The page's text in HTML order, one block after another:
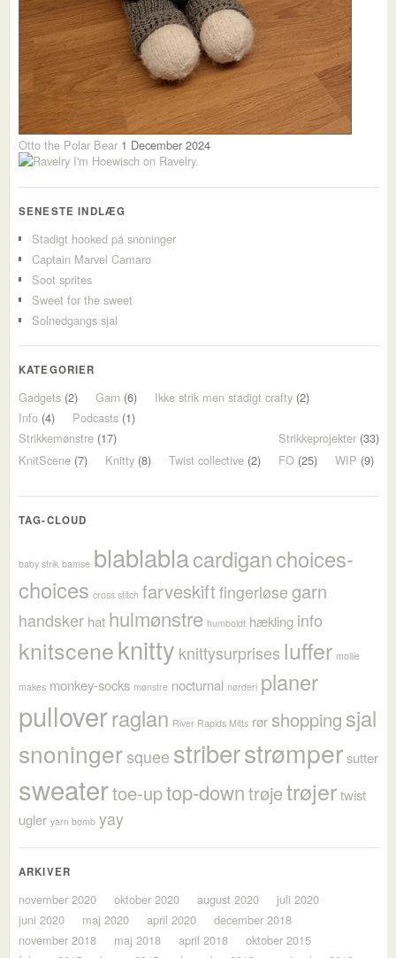
Otto the Polar Bear 1 December 2024
I'm Hoewisch on Ravelry.
SENESTE INDLÆG
Stadigt hooked på snoninger
Captain Marvel Camaro
Soot sprites
Sweet for the sweet
Solnedgangs sjal
KATEGORIER
Gadgets (2) Garn (6) Ikke strik men stadigt crafty (2)
Info (4) Podcasts (1)
Strikkemønstre (17)
KnitScene (7) Knitty (8) Twist collective (2)
Strikkeprojekter (33)
FO (25) WIP (9)
TAG-CLOUD
baby strik bamse blablablacardiganchoices-
choices cross stitch farveskift fingerløse garn
handsker hat hulmønstre humboldt hækling info
knitsceneknitty knittysurprises luffer mollie
makes monkey-socks mønstre nocturnal nørderi planer
pulloverraglan River Rapids Mitts rør shopping sjal
snoningersquee striberstrømper sutter
sweatertoe-uptop-downtrøjetrøjertwist
ugler yarn bomb yay
ARKIVER
november 2020 oktober 2020 august 2020
juli 2020
juni 2020
maj 2020 april 2020
december 2018
november 2018
maj 2018 april 2018
oktober 2015